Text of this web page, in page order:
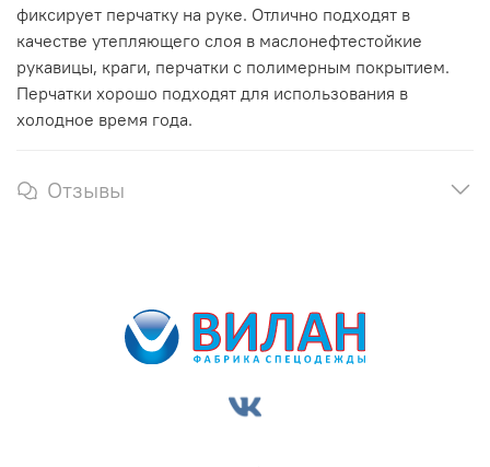
фиксирует перчатку на руке. Отлично подходят в
качестве утепляющего слоя в маслонефтестойкие
рукавицы, краги, перчатки с полимерным покрытием.
Перчатки хорошо подходят для использования в
холодное время года.
Отзывы